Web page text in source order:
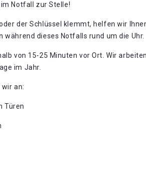
Notfall zur Stelle!
der Schlüssel klemmt, helfen wir
während dieses Notfalls rund um die Uhr.
von 15-25 Minuten vor Ort. Wir
im Jahr.
an:
Türen